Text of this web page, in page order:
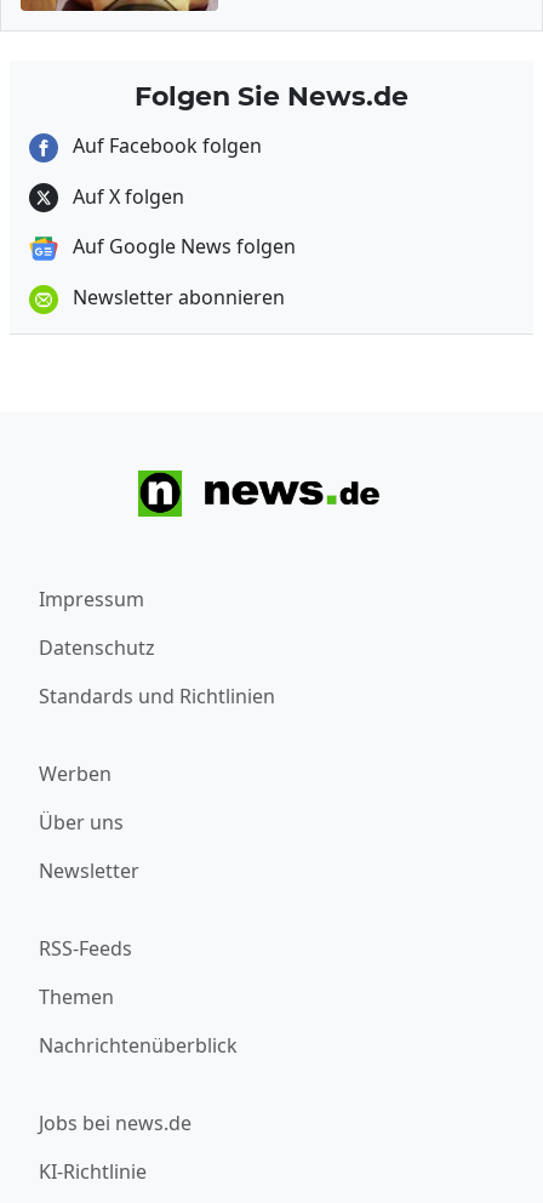
Folgen Sie News.de
Auf Facebook folgen
Auf X folgen
Auf Google News folgen
Newsletter abonnieren
Impressum
Datenschutz
Standards und Richtlinien
Werben
Über uns
Newsletter
RSS-Feeds
Themen
Nachrichtenüberblick
Jobs bei news.de
KI-Richtlinie